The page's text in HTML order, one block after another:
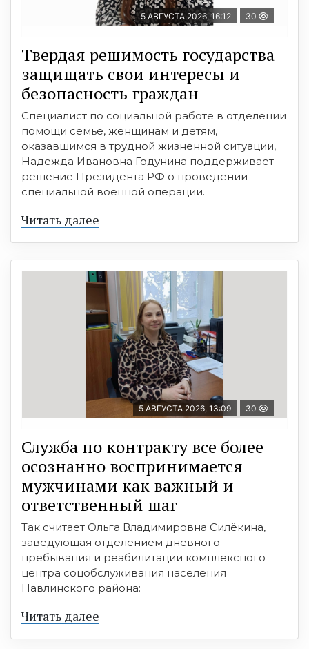
5 АВГУСТА 2026, 16:12 30
Твердая решимость государства
защищать свои интересы и
безопасность граждан
Специалист по социальной работе в отделении
помощи семье, женщинам и детям,
оказавшимся в трудной жизненной ситуации,
Надежда Ивановна Годунина поддерживает
решение Президента РФ о проведении
специальной военной операции.
Читать далее
5 АВГУСТА 2026, 13:09 30
Служба по контракту все более
осознанно воспринимается
мужчинами как важный и
ответственный шаг
Так считает Ольга Владимировна Силёкина,
заведующая отделением дневного
пребывания и реабилитации комплексного
центра соцобслуживания населения
Навлинского района:
Читать далее